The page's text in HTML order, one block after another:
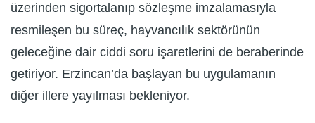
üzerinden sigortalanıp sözleşme imzalamasıyla
resmileşen bu süreç, hayvancılık sektörünün
geleceğine dair ciddi soru işaretlerini de beraberinde
getiriyor. Erzincan’da başlayan bu uygulamanın
diğer illere yayılması bekleniyor.